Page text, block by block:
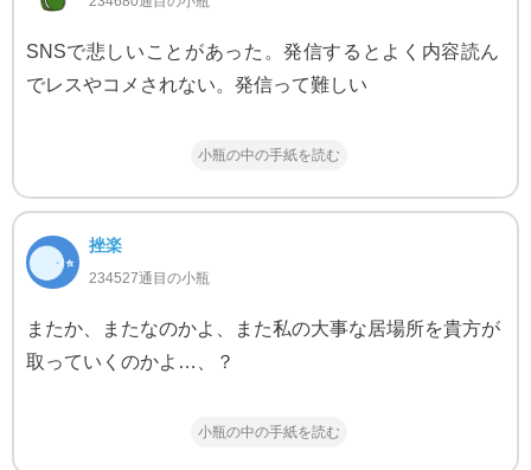
SNSで悲しいことがあった。発信するとよく内容読ん
でレスやコメされない。発信って難しい
小瓶の中の手紙を読む
挫楽
234527通目の小瓶
またか、またなのかよ、また私の大事な居場所を貴方が
取っていくのかよ…、？
小瓶の中の手紙を読む